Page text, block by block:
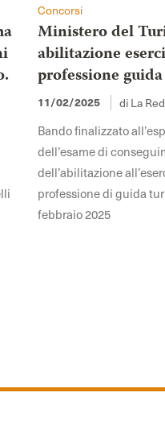
Concorsi
Ministero del
abilitazione
professione
11/02/2025 di La
Bando finalizzato
dell’esame di
dell’abilitazione
professione di guida
febbraio 2025